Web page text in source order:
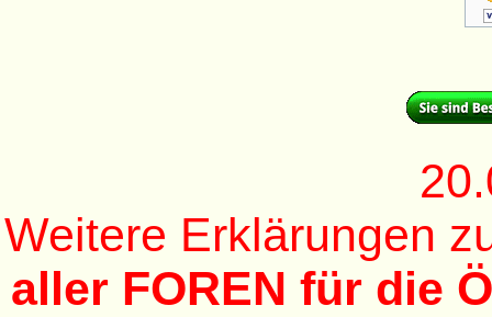
Weitere Erklärungen
aller FOREN für die